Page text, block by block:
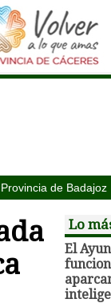
Provincia de Badajoz
Lo
El